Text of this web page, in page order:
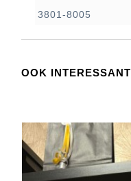
3801-8005
OOK INTERESSANT